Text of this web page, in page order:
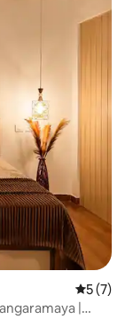
5 de
5 (7)
|